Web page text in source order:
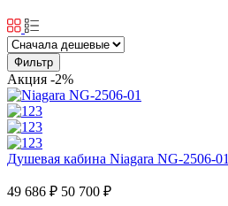
Фильтр
Акция -2%
Душевая кабина Niagara NG-2506-01
49 686 ₽ 50 700 ₽